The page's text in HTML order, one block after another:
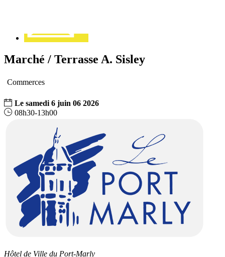
Marché / Terrasse A. Sisley
Commerces
Le samedi 6 juin 06 2026
08h30-13h00
Hôtel de Ville du Port-Marly